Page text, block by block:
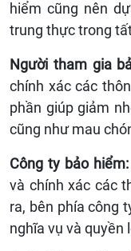
hiểm cũng nên
trung thực trong
Người tham gia
chính xác các
phần giúp giảm
cũng như mau
Công ty bảo hiểm:
và chính xác các
ra, bên phía công
nghĩa vụ và quyền